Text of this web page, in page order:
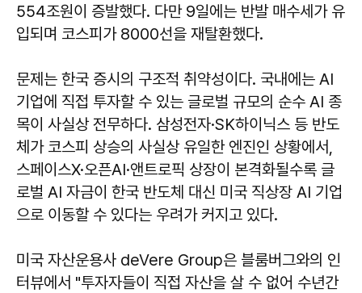
554조원이 증발했다. 다만 9일에는 반발 매수세가 유
입되며 코스피가 8000선을 재탈환했다.
문제는 한국 증시의 구조적 취약성이다. 국내에는 AI
기업에 직접 투자할 수 있는 글로벌 규모의 순수 AI 종
목이 사실상 전무하다. 삼성전자·SK하이닉스 등 반도
체가 코스피 상승의 사실상 유일한 엔진인 상황에서,
스페이스X·오픈AI·앤트로픽 상장이 본격화될수록 글
로벌 AI 자금이 한국 반도체 대신 미국 직상장 AI 기업
으로 이동할 수 있다는 우려가 커지고 있다.
미국 자산운용사 deVere Group은 블룸버그와의 인
터뷰에서 "투자자들이 직접 자산을 살 수 없어 수년간